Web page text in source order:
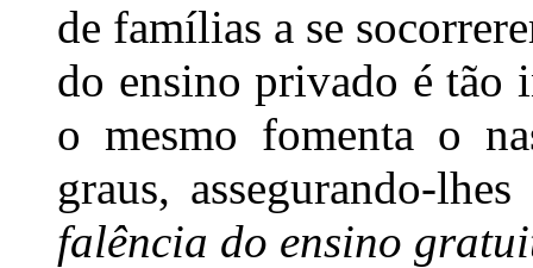
de famílias a se
do ensino privado é tão
o mesmo fomenta o
graus, assegurando-
falência do ensino